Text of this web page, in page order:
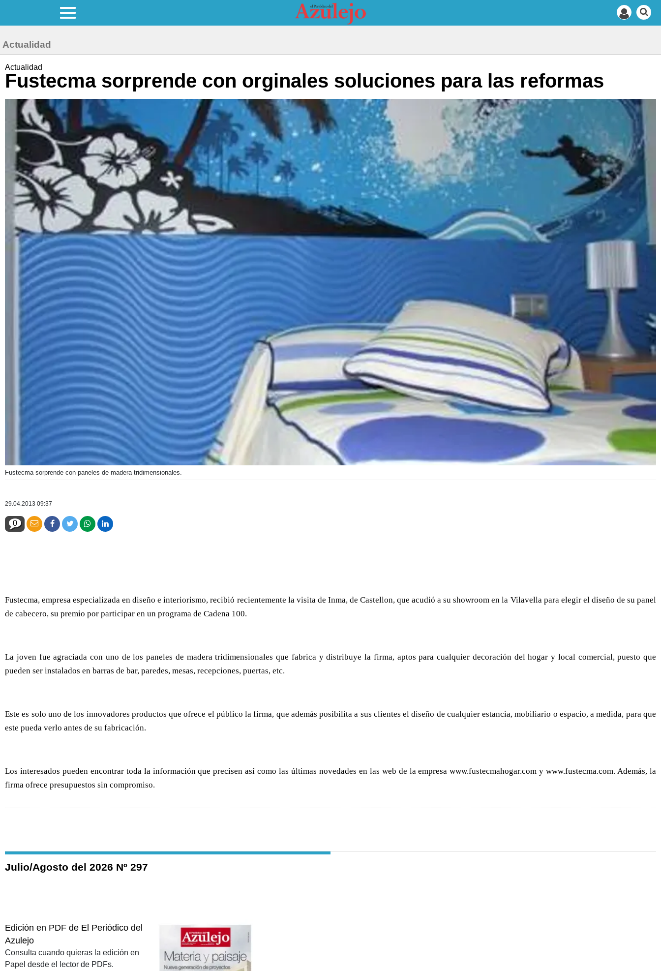
Actualidad
Actualidad
Fustecma sorprende con orginales soluciones para las reformas
Fustecma sorprende con paneles de madera tridimensionales.
29.04.2013 09:37
0
Fustecma, empresa especializada en diseño e interiorismo, recibió recientemente la visita de Inma, de Castellon, que acudió a su showroom en la Vilavella para elegir el diseño de su panel
de cabecero, su premio por participar en un programa de Cadena 100.
La joven fue agraciada con uno de los paneles de madera tridimensionales que fabrica y distribuye la firma, aptos para cualquier decoración del hogar y local comercial, puesto que
pueden ser instalados en barras de bar, paredes, mesas, recepciones, puertas, etc.
Este es solo uno de los innovadores productos que ofrece el público la firma, que además posibilita a sus clientes el diseño de cualquier estancia, mobiliario o espacio, a medida, para que
este pueda verlo antes de su fabricación.
Los interesados pueden encontrar toda la información que precisen así como las últimas novedades en las web de la empresa www.fustecmahogar.com y www.fustecma.com. Además, la
firma ofrece presupuestos sin compromiso.
Julio/Agosto del 2026 Nº 297
Edición en PDF de El Periódico del
Azulejo
Consulta cuando quieras la edición en
Papel desde el lector de PDFs.